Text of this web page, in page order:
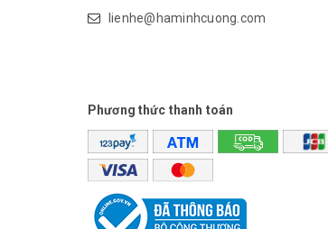
lienhe@haminhcuong.com
Phương thức thanh toán